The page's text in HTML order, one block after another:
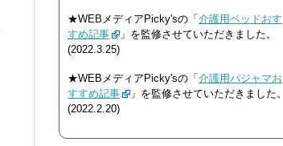
★WEBメディアPicky'sの「 介護用ベッドおす
すめ記事
」を監修させていただきました。
(2022.3.25)
★WEBメディアPicky'sの「 介護用パジャマお
すすめ記事
」を監修させていただきました。
(2022.2.20)